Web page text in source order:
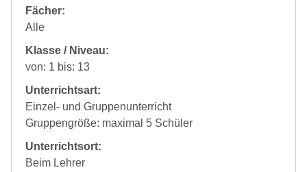
Fächer:
Alle
Klasse / Niveau:
von: 1 bis: 13
Unterrichtsart:
Einzel- und Gruppenunterricht
Gruppengröße: maximal 5 Schüler
Unterrichtsort:
Beim Lehrer